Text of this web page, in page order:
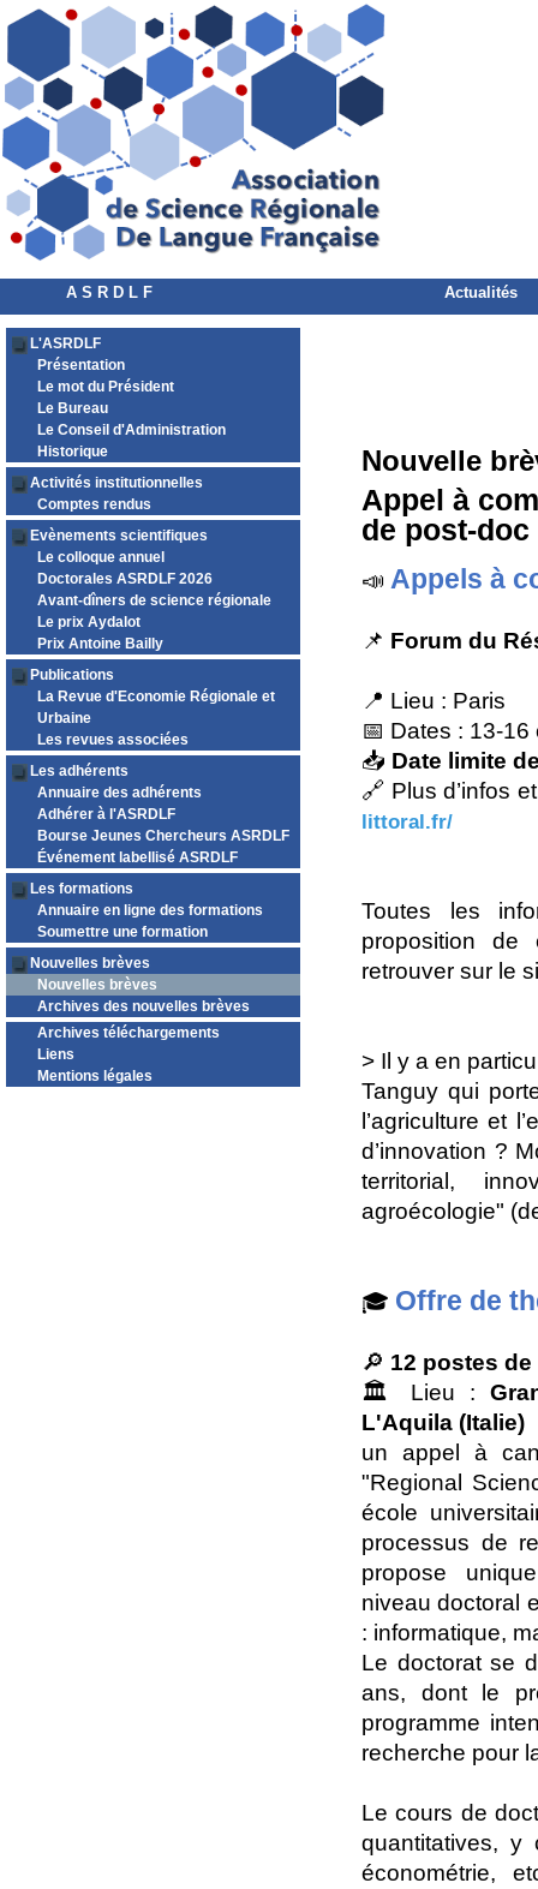
A S R D L F Actualités
L'ASRDLF
Présentation
Le mot du Président
Le Bureau
Le Conseil d'Administration
Historique
Activités institutionnelles
Comptes rendus
Evènements scientifiques
Le colloque annuel
Doctorales ASRDLF 2026
Avant-dîners de science régionale
Le prix Aydalot
Prix Antoine Bailly
Publications
La Revue d'Economie Régionale et
Urbaine
Les revues associées
Les adhérents
Annuaire des adhérents
Adhérer à l'ASRDLF
Bourse Jeunes Chercheurs ASRDLF
Événement labellisé ASRDLF
Les formations
Annuaire en ligne des formations
Soumettre une formation
Nouvelles brèves
Nouvelles brèves
Archives des nouvelles brèves
Archives téléchargements
Liens
Mentions légales
Nouvelle
Appel à
de post-
📣 Appels à
📌 Forum du
📍 Lieu : Paris
📅 Dates : 13-
📥 Date limite
🔗 Plus d’infos
littoral.fr/
Toutes les
proposition de
retrouver sur le
> Il y a en
Tanguy qui
l’agriculture et
d’innovation ?
territorial,
agroécologie"
🎓 Offre de
🔎 12 postes
🏛️ Lieu :
L'Aquila (Italie)
un appel à
"Regional
école
processus de
propose
niveau doctoral
: informatique,
Le doctorat se
ans, dont le
programme
recherche pour
Le cours de
quantitatives, y
économétrie,